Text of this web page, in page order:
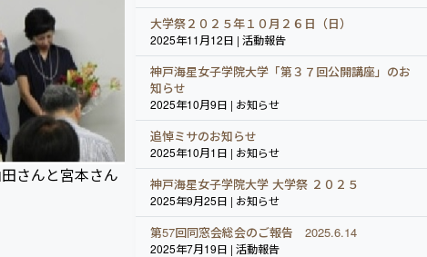
大学祭２０２５年１０月２６日（日）
2025年11月12日 | 活動報告
神戸海星女子学院大学「第３７回公開講座」のお
知らせ
2025年10月9日 | お知らせ
追悼ミサのお知らせ
2025年10月1日 | お知らせ
神戸海星女子学院大学 大学祭 ２０２５
2025年9月25日 | お知らせ
第57回同窓会総会のご報告 2025.6.14
2025年7月19日 | 活動報告
さんと宮本さん